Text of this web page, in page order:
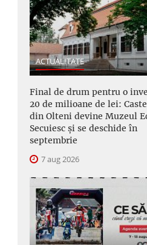
ACTUALITATE
Final de drum pentru o
20 de milioane de lei:
din Olteni devine Muzeul
Secuiesc și se deschide în
septembrie
7 aug 2026